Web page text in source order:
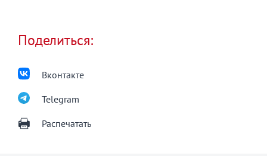
Поделиться:
Вконтакте
Telegram
Распечатать